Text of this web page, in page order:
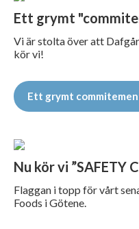
Ett grymt
Vi är stolta över att
kör vi!
Ett grymt
Nu kör vi ”SAFETY
Flaggan i topp för vårt
Foods i Götene.